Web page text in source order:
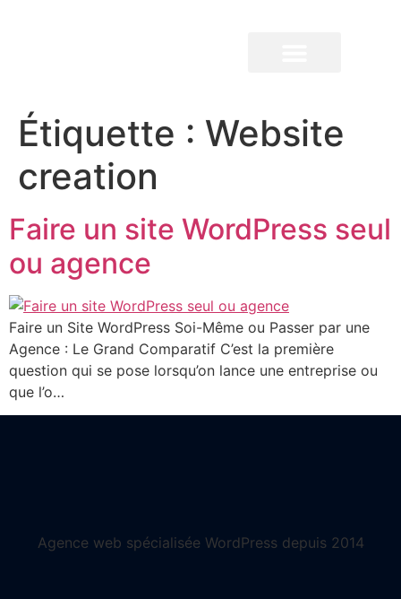
Étiquette : Website
creation
Faire un site WordPress seul
ou agence
Faire un Site WordPress Soi-Même ou Passer par une
Agence : Le Grand Comparatif C’est la première
question qui se pose lorsqu’on lance une entreprise ou
que l’o…
Agence web spécialisée WordPress depuis 2014